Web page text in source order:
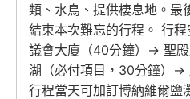
類、水鳥、提供棲息地。最
結束本次難忘的行程。 行
議會大廈（40分鐘）→ 聖
湖（必付項目，30分鐘）→
行程當天可加訂博納維爾鹽